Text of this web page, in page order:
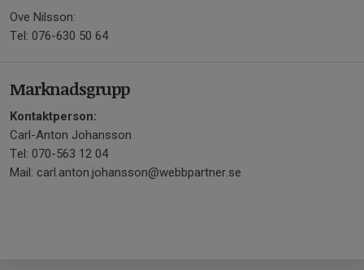
Ove Nilsson:
Tel: 076-630 50 64
Marknadsgrupp
Kontaktperson:
Carl-Anton Johansson
Tel: 070-563 12 04
Mail: carl.anton.johansson@webbpartner.se